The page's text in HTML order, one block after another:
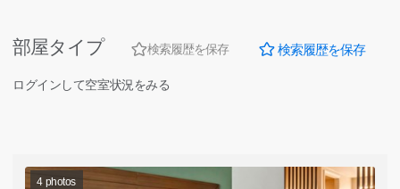
部屋タイプ 検索履歴を保存 検索履歴を保存
ログインして空室状況をみる
4 photos